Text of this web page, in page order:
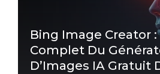
Bing Image Creator :
Complet Du
D’Images IA Gratuit